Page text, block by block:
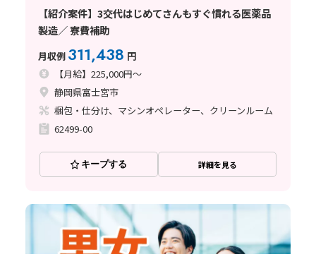
【紹介案件】3交代はじめてさんもすぐ慣れる医薬品
製造／ 寮費補助
月収例 311,438 円
【月給】225,000円～
静岡県富士宮市
梱包・仕分け、マシンオペレーター、クリーンルーム
62499-00
キープする 詳細を見る